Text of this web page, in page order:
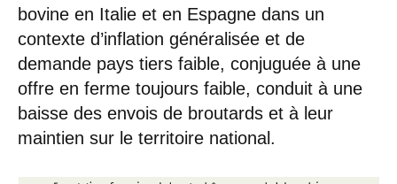
bovine en Italie et en Espagne dans un
contexte d’inflation généralisée et de
demande pays tiers faible, conjuguée à une
offre en ferme toujours faible, conduit à une
baisse des envois de broutards et à leur
maintien sur le territoire national.